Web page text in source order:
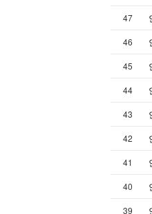
47
46
45
44
43
42
41
40
39